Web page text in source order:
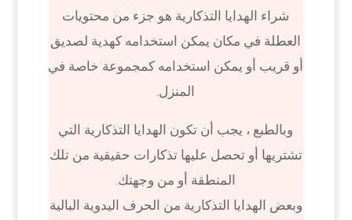
شراء الهدايا التذكارية هو جزء من محتويات
العطلة في مكان يمكن استخدامه كهدية لصديق
أو قريب أو يمكن استخدامه كمجموعة خاصة في
المنزل.
وبالطبع ، يجب أن تكون الهدايا التذكارية التي
تشتريها أو تحصل عليها تذكارات حقيقية من تلك
المنطقة أو من وجهتك.
وبعض الهدايا التذكارية من الحرف اليدوية البالية